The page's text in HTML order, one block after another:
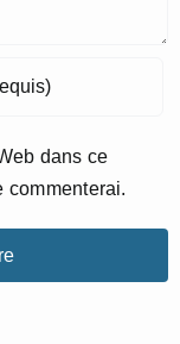
dans ce
commenterai.